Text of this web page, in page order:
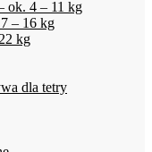
ok. 4 – 11 kg
– 16 kg
kg
dla tetry